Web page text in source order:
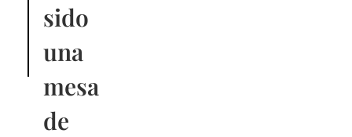
sido
una
mesa
de